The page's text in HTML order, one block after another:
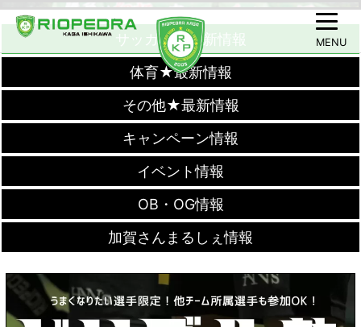
MENU
サッカー★最新情報
体育★最新情報
その他★最新情報
キャンペーン情報
イベント情報
OB・OG情報
加賀さんまるしぇ情報